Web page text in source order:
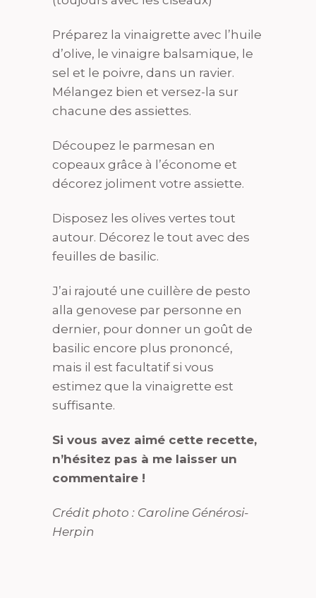
Préparez la vinaigrette avec l’huile
d’olive, le vinaigre balsamique, le
sel et le poivre, dans un ravier.
Mélangez bien et versez-la sur
chacune des assiettes.
Découpez le parmesan en
copeaux grâce à l’économe et
décorez joliment votre assiette.
Disposez les olives vertes tout
autour. Décorez le tout avec des
feuilles de basilic.
J’ai rajouté une cuillère de pesto
alla genovese par personne en
dernier, pour donner un goût de
basilic encore plus prononcé,
mais il est facultatif si vous
estimez que la vinaigrette est
suffisante.
Si vous avez aimé cette recette,
n’hésitez pas à me laisser un
commentaire !
Crédit photo : Caroline Générosi-
Herpin